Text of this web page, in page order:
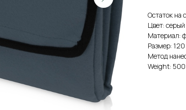
Остаток на
Цвет: серый
Материал:
Размер:
Метод
Weight: